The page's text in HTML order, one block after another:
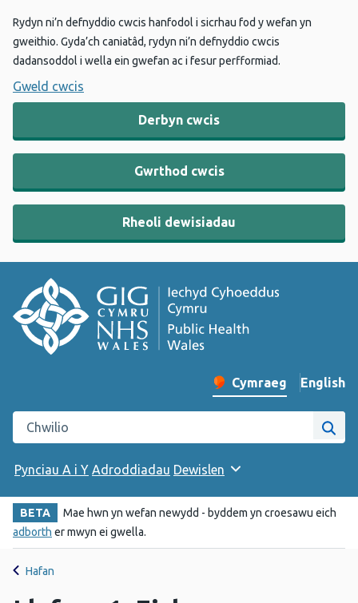
Rydyn ni’n defnyddio cwcis hanfodol i sicrhau fod y wefan yn
gweithio. Gyda’ch caniatâd, rydyn ni’n defnyddio cwcis
dadansoddol i wella ein gwefan ac i fesur perfformiad.
Gweld cwcis
Derbyn cwcis
Gwrthod cwcis
Rheoli dewisiadau
Newid iaith y wefan
Cymraeg English
–
Chwilio gwefan Iechyd Cyhoeddus Cymru
Pynciau A i Y Adroddiadau Dewislen
BETA
Mae hwn yn wefan newydd - byddem yn croesawu eich
adborth er mwyn ei gwella.
Hafan